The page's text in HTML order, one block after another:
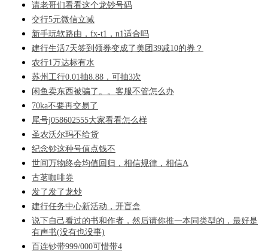
请老哥们看看这个龙钞号码
交行5元微信立减
新手玩软路由，fx-t1，n1适合吗
建行生活7天签到领券变成了美团39减10的券？
农行1万达标有水
苏州工行0.01抽8.88，可抽3次
闲鱼卖东西被骗了。。客服不管怎么办
70ka不要再交易了
尾号j058602555大家看看怎么样
圣农沃尔玛不给货
纪念钞这种号值点钱不
世间万物终会均值回归，相信规律，相信A
古茗咖啡券
发了发了龙炒
建行任务中心新活动，开盲盒
说下自己看过的书和作者，然后请你推一本同类型的，最好是
有声书(没有也没事)
百连钞带999/000可惜带4